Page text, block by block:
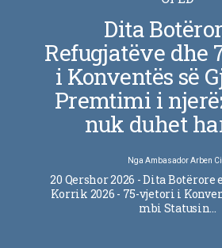
Dita
Refugjatëve dhe
i Konventës së
Premtimi i
nuk duhet
Nga Ambasador Arben
20 Qershor 2026 - Dita Botërore
Korrik 2026 - 75-vjetori i
mbi Statusin…